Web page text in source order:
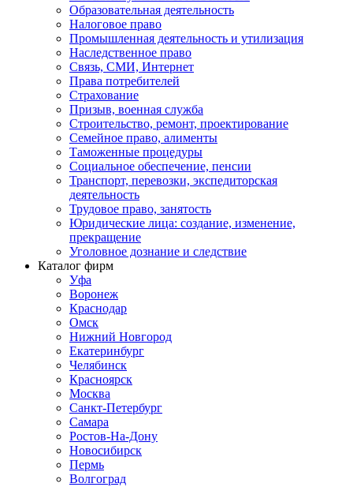
Образовательная деятельность
Налоговое право
Промышленная деятельность и утилизация
Наследственное право
Связь, СМИ, Интернет
Права потребителей
Страхование
Призыв, военная служба
Строительство, ремонт, проектирование
Семейное право, алименты
Таможенные процедуры
Социальное обеспечение, пенсии
Транспорт, перевозки, экспедиторская
деятельность
Трудовое право, занятость
Юридические лица: создание, изменение,
прекращение
Уголовное дознание и следствие
Каталог фирм
Уфа
Воронеж
Краснодар
Омск
Нижний Новгород
Екатеринбург
Челябинск
Красноярск
Москва
Санкт-Петербург
Самара
Ростов-На-Дону
Новосибирск
Пермь
Волгоград